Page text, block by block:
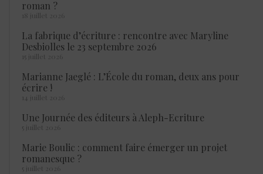
roman ?
18 juillet 2026
La fabrique d’écriture : rencontre avec Maryline
Desbiolles le 23 septembre 2026
15 juillet 2026
Marianne Jaeglé : L’École du roman, deux ans pour
écrire !
14 juillet 2026
Une Journée des éditeurs à Aleph-Ecriture
5 juillet 2026
Marie Boulic : comment faire émerger un projet
romanesque ?
5 juillet 2026